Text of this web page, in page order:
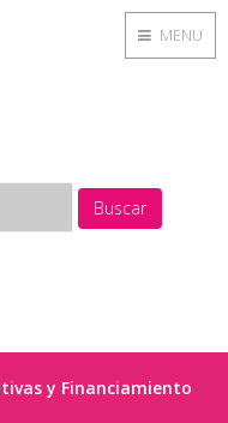
Buscar
y Financiamiento
MENU